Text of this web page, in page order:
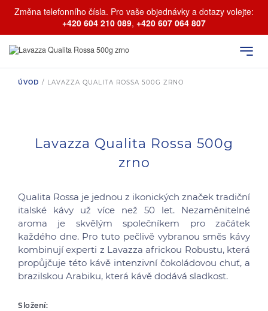
Změna telefonního čísla. Pro vaše objednávky a dotazy volejte:
+420 604 210 089, +420 607 064 807
ÚVOD / LAVAZZA QUALITA ROSSA 500G ZRNO
Lavazza Qualita Rossa 500g
zrno
Qualita Rossa je jednou z ikonických značek tradiční
italské kávy už více než 50 let. Nezaměnitelné
aroma je skvělým společníkem pro začátek
každého dne. Pro tuto pečlivě vybranou směs kávy
kombinují experti z Lavazza africkou Robustu, která
propůjčuje této kávě intenzivní čokoládovou chuť, a
brazilskou Arabiku, která kávě dodává sladkost.
Složení: